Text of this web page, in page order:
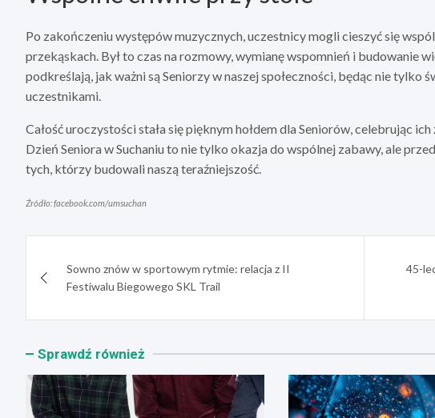
Po zakończeniu występów muzycznych, uczestnicy mogli cieszyć się
przekąskach. Był to czas na rozmowy, wymianę wspomnień i budowanie
podkreślają, jak ważni są Seniorzy w naszej społeczności, będąc nie
uczestnikami.
Całość uroczystości stała się pięknym hołdem dla Seniorów, celebrując
Dzień Seniora w Suchaniu to nie tylko okazja do wspólnej zabawy, ale
tych, którzy budowali naszą teraźniejszość.
Źródło: facebook.com/umsuchan
wpisuSowno znów w sportowym rytmie: relacja z II
Festiwalu Biegowego SKL Trail
45-
Sprawdź również